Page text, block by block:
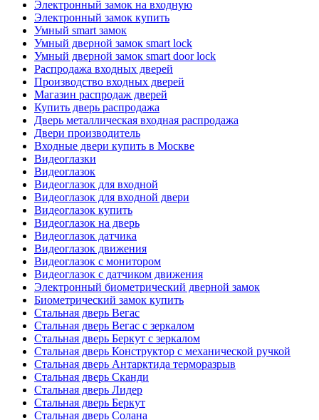
Электронный замок на входную
Электронный замок купить
Умный smart замок
Умный дверной замок smart lock
Умный дверной замок smart door lock
Распродажа входных дверей
Производство входных дверей
Магазин распродаж дверей
Купить дверь распродажа
Дверь металлическая входная распродажа
Двери производитель
Входные двери купить в Москве
Видеоглазки
Видеоглазок
Видеоглазок для входной
Видеоглазок для входной двери
Видеоглазок купить
Видеоглазок на дверь
Видеоглазок датчика
Видеоглазок движения
Видеоглазок с монитором
Видеоглазок с датчиком движения
Электронный биометрический дверной замок
Биометрический замок купить
Стальная дверь Вегас
Стальная дверь Вегас с зеркалом
Стальная дверь Беркут с зеркалом
Стальная дверь Конструктор с механической ручкой
Стальная дверь Антарктида терморазрыв
Стальная дверь Сканди
Стальная дверь Лидер
Стальная дверь Беркут
Стальная дверь Солана